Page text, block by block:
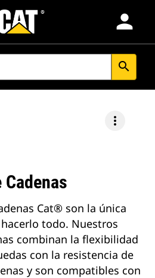
person
search
more_vert
Cadenas
Cat® son la única
todo. Nuestros
combinan la flexibilidad
con la resistencia de
y son compatibles con